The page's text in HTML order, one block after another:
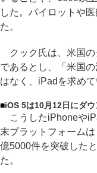
した。パイロットや
た。
クック氏は、米国の
であるとし、「米国
はなく、iPadを求め
■iOS 5は10月12日にダ
こうしたiPhoneや
末プラットフォーム
億5000件を突破した
た。